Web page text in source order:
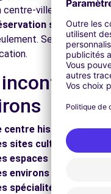
(D)
centre-ville, en gare ou
simplifiée :
Service client
centre historique :
sites culturels :
espaces naturels :
environs :
Explorez
spécialités locales :